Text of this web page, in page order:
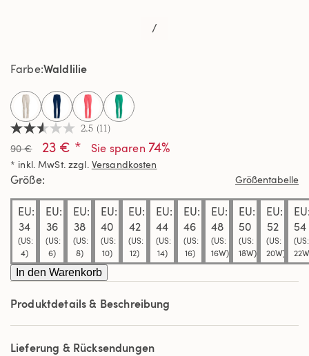
/
2.5
von
5
Sternen,
Durchschnittswert
Bewertung.
Read
Reviews.
Link
auf
derselben
Seite.
2.5 (11)
90 € 23 € * Sie sparen 74%
* inkl. MwSt. zzgl. Versandkosten
FarbeWaldlilie
selected
Größe Größentabelle
EU:
34
(US:
4)
EU:
36
(US:
6)
EU:
38
(US:
8)
EU:
40
(US:
10)
EU:
42
(US:
12)
EU:
44
(US:
14)
EU:
46
(US:
16)
EU:
48
(US:
16W)
EU:
50
(US:
18W)
EU:
52
(US:
20W)
54
(US:
In den Warenkorb
Produktdetails & Beschreibung
Lieferung & Rücksendungen